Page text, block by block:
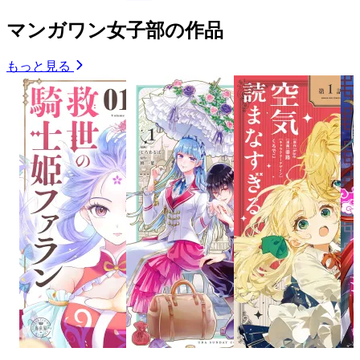
マンガワン女子部の作品
もっと見る